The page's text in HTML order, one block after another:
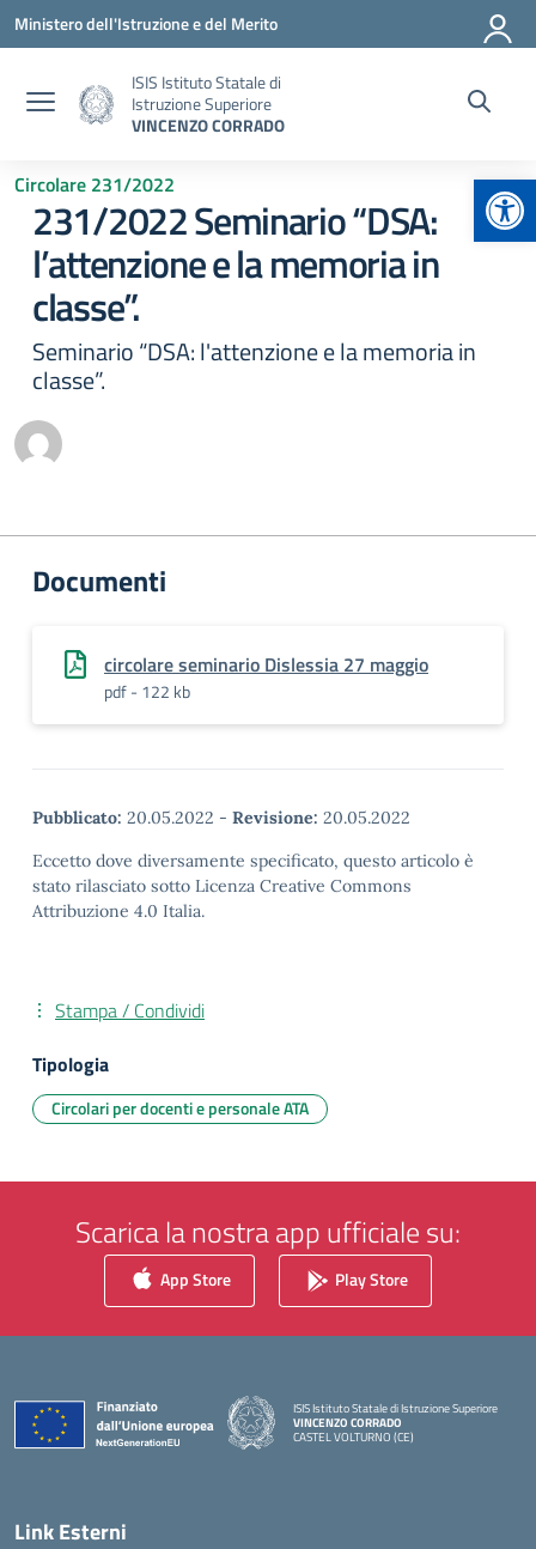
Vai ai contenuti
Vai al menu di navigazione
Vai al footer
Ministero dell'Istruzione e del Merito
ISIS Istituto Statale di
Istruzione Superiore
VINCENZO CORRADO
Circolare 231/2022
231/2022 Seminario “DSA:
l’attenzione e la memoria in
classe”.
Seminario “DSA: l'attenzione e la memoria in
classe”.
Documenti
circolare seminario Dislessia 27 maggio
pdf - 122 kb
Pubblicato: 20.05.2022 - Revisione: 20.05.2022
Eccetto dove diversamente specificato, questo articolo è
stato rilasciato sotto Licenza Creative Commons
Attribuzione 4.0 Italia.
Stampa / Condividi
Tipologia
Circolari per docenti e personale ATA
Scarica la nostra app ufficiale su:
App Store Play Store
ISIS Istituto Statale di Istruzione Superiore
VINCENZO CORRADO
CASTEL VOLTURNO (CE)
Link Esterni